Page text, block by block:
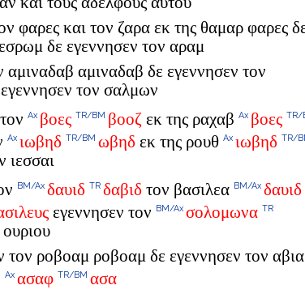
φαρες και τον ζαρα εκ της θαμαρ φαρες
δε εγεννησεν τον αραμ
αμιναδαβ αμιναδαβ δε εγεννησεν τον
τον σαλμων
Ax βοες TR/BM βοοζ εκ της ραχαβ Ax βοες TR/
Ax ιωβηδ TR/BM ωβηδ εκ της ρουθ Ax ιωβηδ TR/
ιεσσαι
BM/Ax δαυιδ TR δαβιδ τον βασιλεα BM/Ax δαυιδ
εγεννησεν τον BM/Ax σολομωνα TR
τον ροβοαμ ροβοαμ δε εγεννησεν τον αβια
Ax ασαφ TR/BM ασα